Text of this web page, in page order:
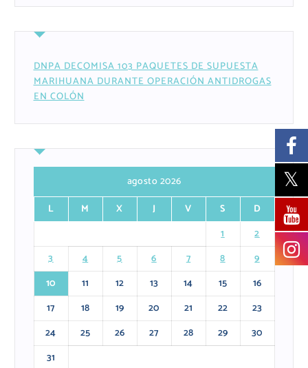
DNPA DECOMISA 103 PAQUETES DE SUPUESTA
MARIHUANA DURANTE OPERACIÓN ANTIDROGAS
EN COLÓN
agosto 2026
L
M X J V S
D
1
2
3
4 5 6 7 8
9
10
11 12 13 14 15
16
17
18 19 20 21 22
23
24
25 26 27 28 29
30
31